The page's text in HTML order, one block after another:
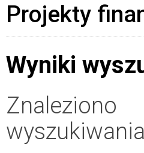
Projekty
Wyniki
Znaleziono